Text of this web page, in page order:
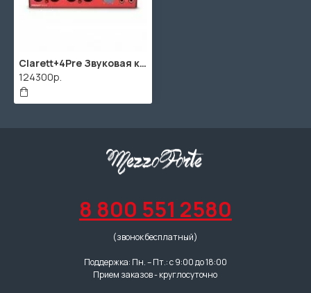
Clarett+4Pre Звуковая карта USB, 8 входов-4 выхода, 24 бит/192 кГц, Focusrite
124300р.
8 800 551 2580
(звонок бесплатный)
Поддержка: Пн. – Пт.: с 9:00 до 18:00
Прием заказов - круглосуточно